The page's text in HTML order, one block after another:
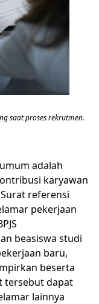
saat proses rekrutmen.
adalah
karyawan
referensi
pekerjaan
beasiswa studi
baru,
beserta
tersebut dapat
lainnya